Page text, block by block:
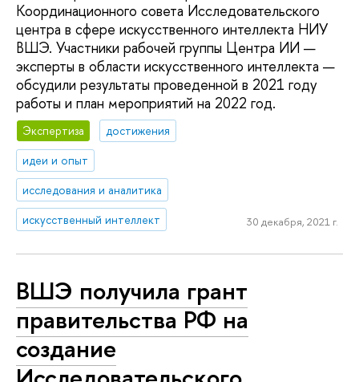
Координационного совета Исследовательского
центра в сфере искусственного интеллекта НИУ
ВШЭ. Участники рабочей группы Центра ИИ —
эксперты в области искусственного интеллекта —
обсудили результаты проведенной в 2021 году
работы и план мероприятий на 2022 год.
Экспертиза
достижения
идеи и опыт
исследования и аналитика
искусственный интеллект
30 декабря, 2021 г.
ВШЭ получила грант
правительства РФ на
создание